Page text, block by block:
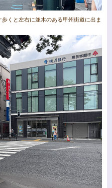
くと左右に並木のある甲州街道に出ま